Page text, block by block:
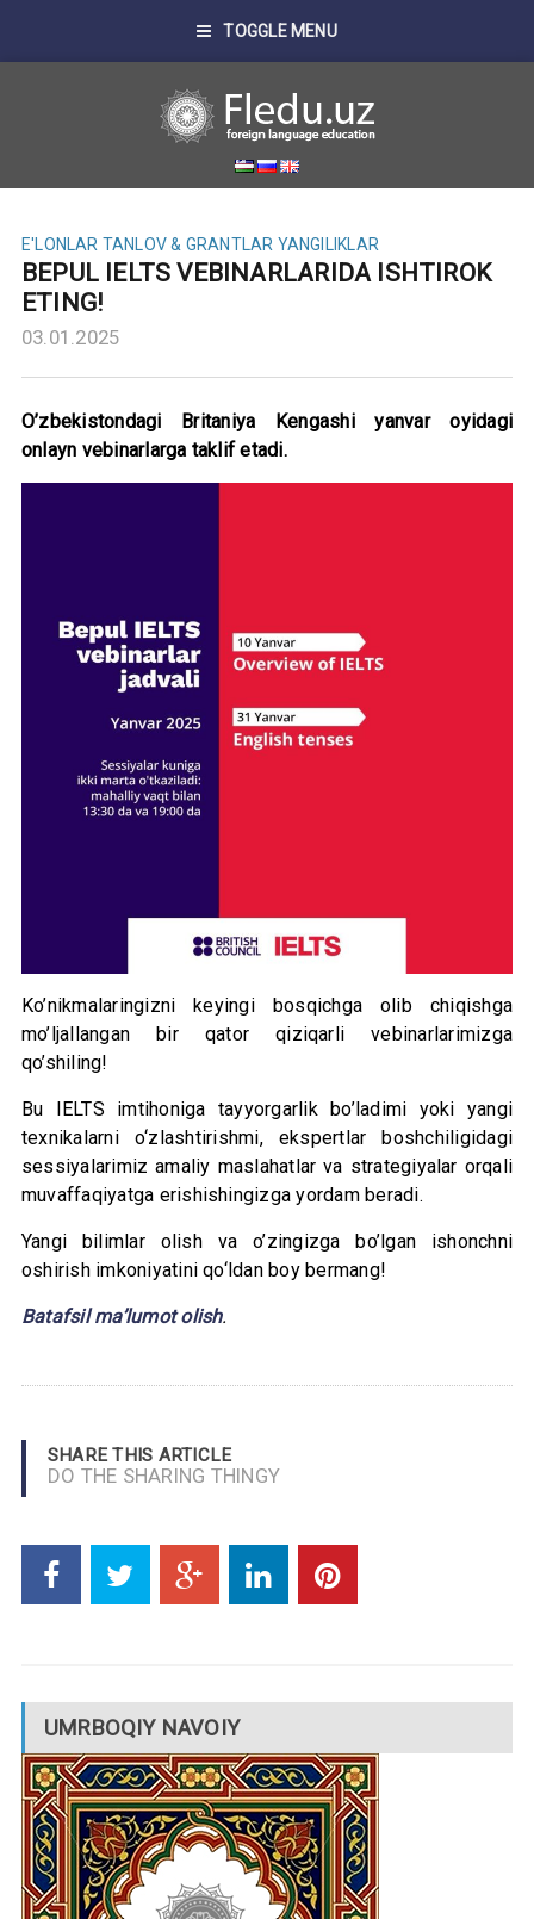
TOGGLE MENU
E'LONLAR TANLOV & GRANTLAR YANGILIKLAR
BEPUL IELTS VEBINARLARIDA ISHTIROK
ETING!
03.01.2025
O’zbekistondagi Britaniya Kengashi yanvar oyidagi
onlayn vebinarlarga taklif etadi.
Ko’nikmalaringizni keyingi bosqichga olib chiqishga
mo’ljallangan bir qator qiziqarli vebinarlarimizga
qo’shiling!
Bu IELTS imtihoniga tayyorgarlik bo’ladimi yoki yangi
texnikalarni o‘zlashtirishmi, ekspertlar boshchiligidagi
sessiyalarimiz amaliy maslahatlar va strategiyalar orqali
muvaffaqiyatga erishishingizga yordam beradi.
Yangi bilimlar olish va o’zingizga bo’lgan ishonchni
oshirish imkoniyatini qo‘ldan boy bermang!
Batafsil ma’lumot olish.
SHARE THIS ARTICLE
DO THE SHARING THINGY
UMRBOQIY NAVOIY